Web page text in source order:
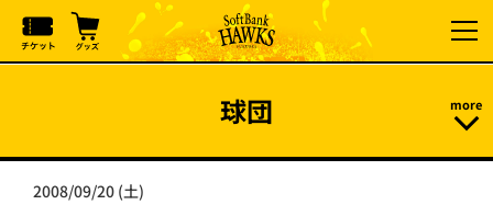
球団
2008/09/20 (土)